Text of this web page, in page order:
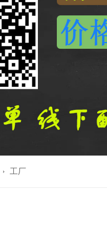
工厂